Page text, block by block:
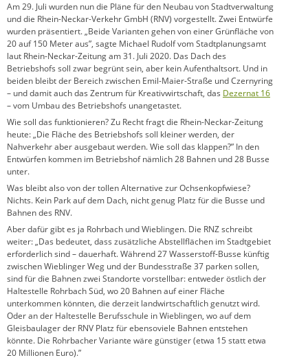
Am 29. Juli wurden nun die Pläne für den Neubau von Stadtverwaltung
und die Rhein-Neckar-Verkehr GmbH (RNV) vorgestellt. Zwei Entwürfe
wurden präsentiert. „Beide Varianten gehen von einer Grünfläche von
20 auf 150 Meter aus”, sagte Michael Rudolf vom Stadtplanungsamt
laut Rhein-Neckar-Zeitung am 31. Juli 2020. Das Dach des
Betriebshofs soll zwar begrünt sein, aber kein Aufenthaltsort. Und in
beiden bleibt der Bereich zwischen Emil-Maier-Straße und Czernyring
– und damit auch das Zentrum für Kreativwirtschaft, das Dezernat 16
– vom Umbau des Betriebshofs unangetastet.
Wie soll das funktionieren? Zu Recht fragt die Rhein-Neckar-Zeitung
heute: „Die Fläche des Betriebshofs soll kleiner werden, der
Nahverkehr aber ausgebaut werden. Wie soll das klappen?” In den
Entwürfen kommen im Betriebshof nämlich 28 Bahnen und 28 Busse
unter.
Was bleibt also von der tollen Alternative zur Ochsenkopfwiese?
Nichts. Kein Park auf dem Dach, nicht genug Platz für die Busse und
Bahnen des RNV.
Aber dafür gibt es ja Rohrbach und Wieblingen. Die RNZ schreibt
weiter: „Das bedeutet, dass zusätzliche Abstellflächen im Stadtgebiet
erforderlich sind – dauerhaft. Während 27 Wasserstoff-Busse künftig
zwischen Wieblinger Weg und der Bundesstraße 37 parken sollen,
sind für die Bahnen zwei Standorte vorstellbar: entweder östlich der
Haltestelle Rohrbach Süd, wo 20 Bahnen auf einer Fläche
unterkommen könnten, die derzeit landwirtschaftlich genutzt wird.
Oder an der Haltestelle Berufsschule in Wieblingen, wo auf dem
Gleisbaulager der RNV Platz für ebensoviele Bahnen entstehen
könnte. Die Rohrbacher Variante wäre günstiger (etwa 15 statt etwa
20 Millionen Euro).”